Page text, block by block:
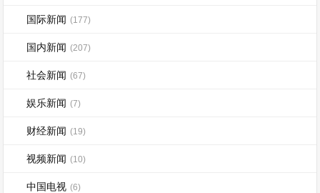
国际新闻 (177)
国内新闻 (207)
社会新闻 (67)
娱乐新闻 (7)
财经新闻 (19)
视频新闻 (10)
中国电视 (6)